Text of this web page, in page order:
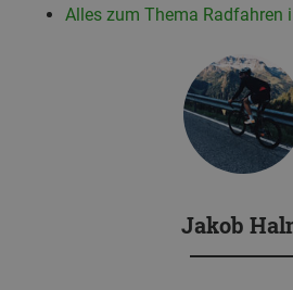
Alles zum Thema Radfahren
Jakob